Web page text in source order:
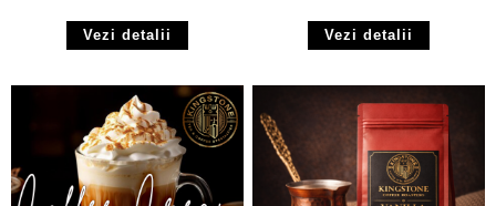
Vezi detalii Vezi detalii